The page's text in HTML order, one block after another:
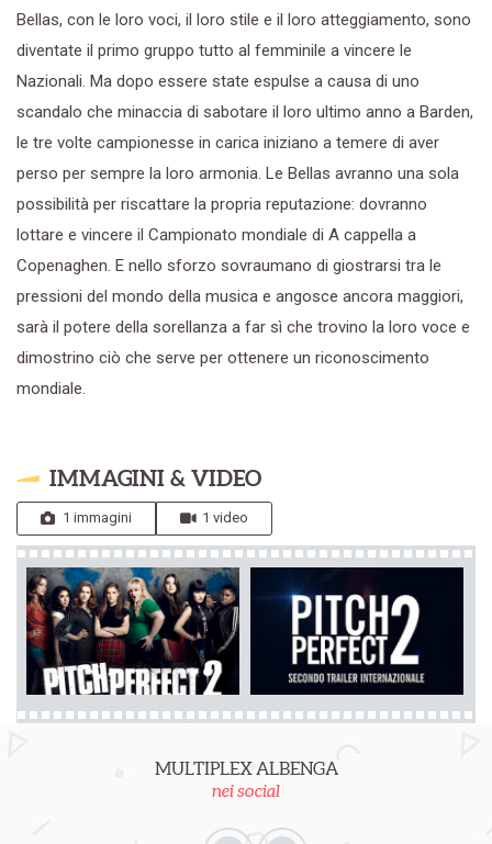
Bellas, con le loro voci, il loro stile e il loro atteggiamento, sono
diventate il primo gruppo tutto al femminile a vincere le
Nazionali. Ma dopo essere state espulse a causa di uno
scandalo che minaccia di sabotare il loro ultimo anno a Barden,
le tre volte campionesse in carica iniziano a temere di aver
perso per sempre la loro armonia. Le Bellas avranno una sola
possibilità per riscattare la propria reputazione: dovranno
lottare e vincere il Campionato mondiale di A cappella a
Copenaghen. E nello sforzo sovraumano di giostrarsi tra le
pressioni del mondo della musica e angosce ancora maggiori,
sarà il potere della sorellanza a far sì che trovino la loro voce e
dimostrino ciò che serve per ottenere un riconoscimento
mondiale.
IMMAGINI & VIDEO
1 immagini 1 video
MULTIPLEX ALBENGA
nei social